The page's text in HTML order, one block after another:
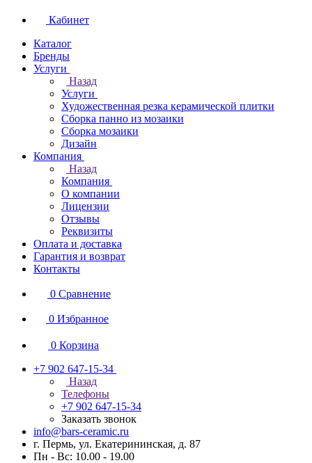
Кабинет
Каталог
Бренды
Услуги
Назад
Услуги
Художественная резка керамической плитки
Сборка панно из мозаики
Сборка мозаики
Дизайн
Компания
Назад
Компания
О компании
Лицензии
Отзывы
Реквизиты
Оплата и доставка
Гарантия и возврат
Контакты
0 Сравнение
0 Избранное
0 Корзина
+7 902 647-15-34
Назад
Телефоны
+7 902 647-15-34
Заказать звонок
info@bars-ceramic.ru
г. Пермь, ул. Екатерининская, д. 87
Пн - Вс: 10.00 - 19.00